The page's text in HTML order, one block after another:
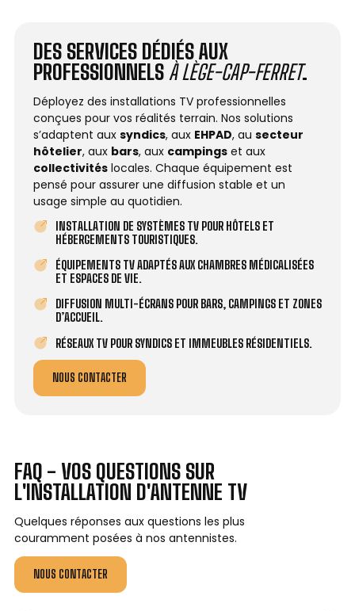
DES SERVICES DÉDIÉS AUX
PROFESSIONNELS À LÈGE-CAP-FERRET.
Déployez des installations TV professionnelles
conçues pour vos réalités terrain. Nos solutions
s’adaptent aux syndics, aux EHPAD, au secteur
hôtelier, aux bars, aux campings et aux
collectivités locales. Chaque équipement est
pensé pour assurer une diffusion stable et un
usage simple au quotidien.
INSTALLATION DE SYSTÈMES TV POUR HÔTELS ET
HÉBERGEMENTS TOURISTIQUES.
ÉQUIPEMENTS TV ADAPTÉS AUX CHAMBRES MÉDICALISÉES
ET ESPACES DE VIE.
DIFFUSION MULTI-ÉCRANS POUR BARS, CAMPINGS ET ZONES
D’ACCUEIL.
RÉSEAUX TV POUR SYNDICS ET IMMEUBLES RÉSIDENTIELS.
NOUS CONTACTER
FAQ - VOS QUESTIONS SUR
L'INSTALLATION D'ANTENNE TV
Quelques réponses aux questions les plus
couramment posées à nos antennistes.
NOUS CONTACTER